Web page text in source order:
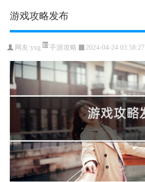
游戏攻略发布
网友:yxg 手游攻略 2024-04-24 03:58:27